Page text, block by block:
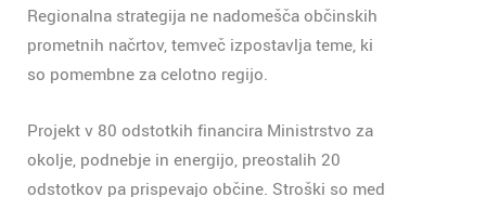
Regionalna strategija ne nadomešča občinskih
prometnih načrtov, temveč izpostavlja teme, ki
so pomembne za celotno regijo.
Projekt v 80 odstotkih financira Ministrstvo za
okolje, podnebje in energijo, preostalih 20
odstotkov pa prispevajo občine. Stroški so med